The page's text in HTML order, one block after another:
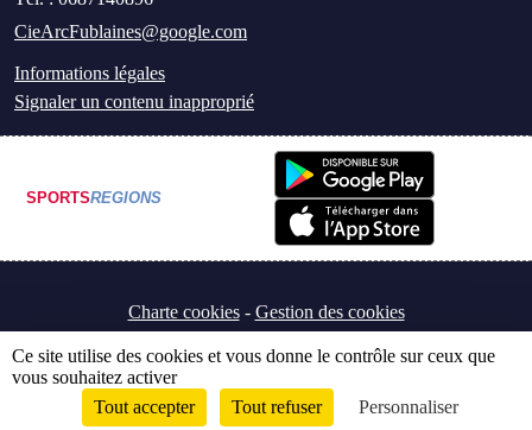
CieArcFublaines@google.com
Informations légales
Signaler un contenu inapproprié
SPORTSREGIONS
Charte cookies Gestion des cookies
Envie de participer ? Connexion
Ce site utilise des cookies et vous donne le contrôle sur ceux que
vous souhaitez activer
Tout accepter
Tout refuser Personnaliser